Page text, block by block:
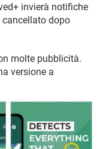
invierà notifiche
dopo
molte pubblicità.
versione a